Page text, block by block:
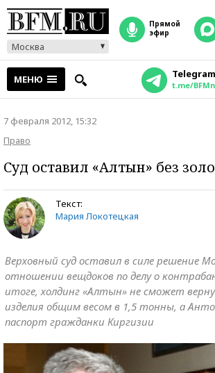
Москва
прямой
эфир
МЕНЮ Telegram
t.me/
7 февраля 2012, 15:32
Право
Суд оставил «Алтын» без
Текст:
Мария Локотецкая
Верховный суд оставил в силе решение
отношении вещдоков по делу о
итоге, холдинг «Алтын» не сможет
изделия общим весом в 1,5 тонны, а
паспорт гражданки Киргизии